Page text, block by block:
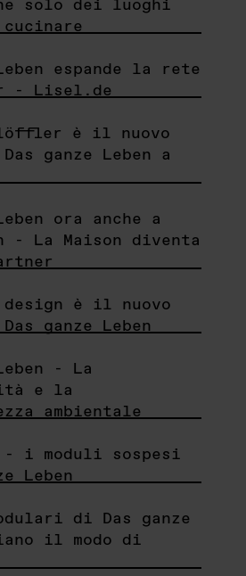
solo dei luoghi
espande la rete
- Lisel.de
löffler è il nuovo
ganze Leben a
ora anche a
- La Maison diventa
è il nuovo
ganze Leben
- La
e la
ambientale
- i moduli sospesi
Leben
di Das ganze
il modo di